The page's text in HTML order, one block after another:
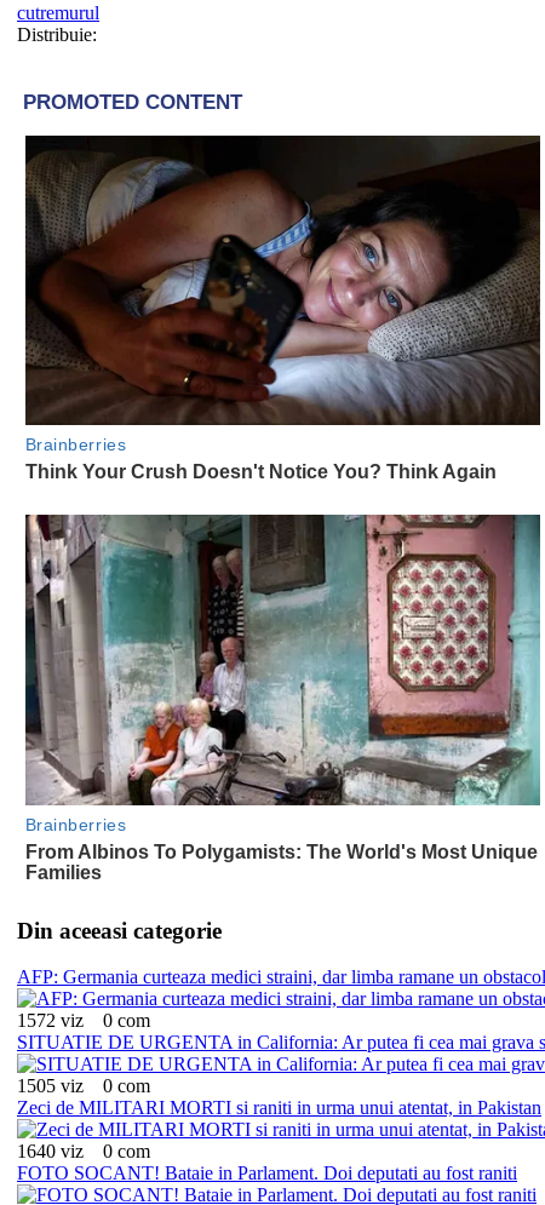
cutremurul
Distribuie:
Din aceeasi categorie
AFP: Germania curteaza medici straini, dar limba ramane un obstacol
1572 viz
0 com
SITUATIE DE URGENTA in California: Ar putea fi cea mai grava
1505 viz
0 com
Zeci de MILITARI MORTI si raniti in urma unui atentat, in Pakistan
1640 viz
0 com
FOTO SOCANT! Bataie in Parlament. Doi deputati au fost raniti